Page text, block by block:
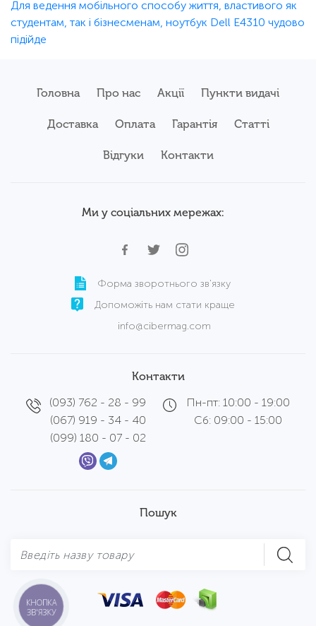
Для ведення мобільного способу життя, властивого як
студентам, так і бізнесменам, ноутбук Dell E4310 чудово
підійде
Головна Про нас Акції Пункти видачі
Доставка Оплата Гарантія Статті
Відгуки Контакти
Ми у соціальних мережах:
Форма зворотнього зв'язку
Допоможіть нам стати краще
info@cibermag.com
Контакти
(093) 762 - 28 - 99
(067) 919 - 34 - 40
(099) 180 - 07 - 02
Пн-пт: 10:00 - 19:00
Сб: 09:00 - 15:00
Пошук
КНОПКА
ЗВ'ЯЗКУ